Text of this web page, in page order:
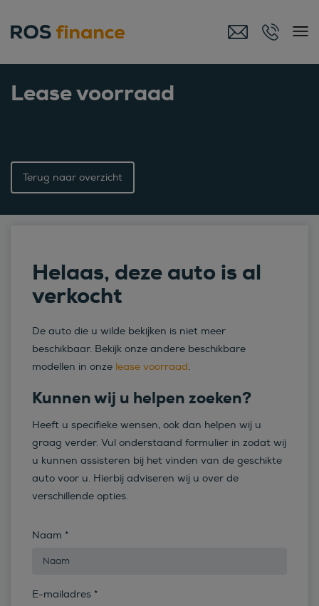
Lease voorraad
Terug naar overzicht
Helaas, deze auto is al
verkocht
De auto die u wilde bekijken is niet meer
beschikbaar. Bekijk onze andere beschikbare
modellen in onze lease voorraad.
Kunnen wij u helpen zoeken?
Heeft u specifieke wensen, ook dan helpen wij u
graag verder. Vul onderstaand formulier in zodat wij
u kunnen assisteren bij het vinden van de geschikte
auto voor u. Hierbij adviseren wij u over de
verschillende opties.
Naam *
E-mailadres *